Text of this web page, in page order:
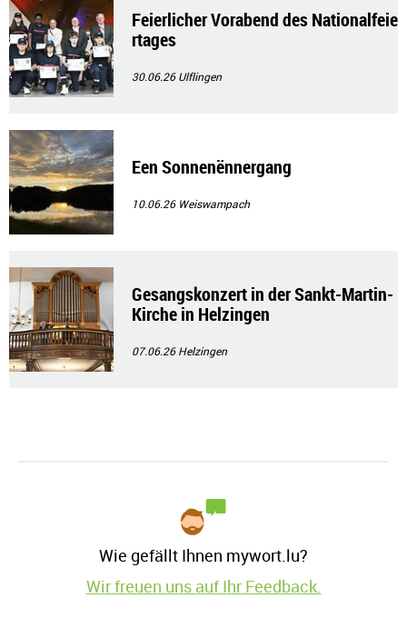
Feierlicher Vorabend des Nationalfeie
rtages
30.06.26Ulflingen
Een Sonnenënnergang
10.06.26 Weiswampach
Gesangskonzert in der Sankt-Martin-
Kirche in Helzingen
07.06.26Helzingen
Wie gefällt Ihnen mywort.lu?
Wir freuen uns auf Ihr Feedback.